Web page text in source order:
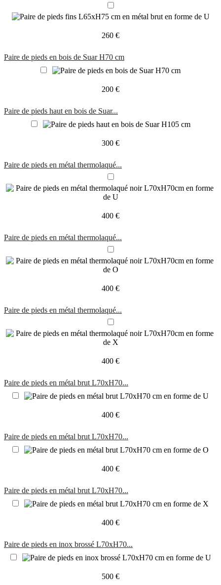
260 €
Paire de pieds en bois de Suar H70 cm
200 €
Paire de pieds haut en bois de Suar...
300 €
Paire de pieds en métal thermolaqué...
400 €
Paire de pieds en métal thermolaqué...
400 €
Paire de pieds en métal thermolaqué...
400 €
Paire de pieds en métal brut L70xH70...
400 €
Paire de pieds en métal brut L70xH70...
400 €
Paire de pieds en métal brut L70xH70...
400 €
Paire de pieds en inox brossé L70xH70...
500 €